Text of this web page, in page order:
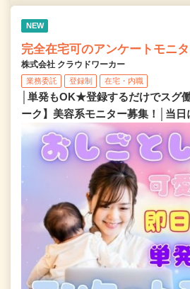
NEW
完全在宅可のアンケートモニ
株式会社 クラウドワーカー
業務委託 登録制 在宅・内職
│単発もOK★登録するだけでスグ
ーク】美容系モニター募集！│当